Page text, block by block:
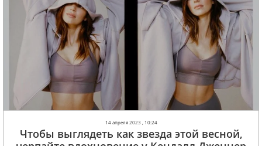
14 апреля 2023 , 10:24
Чтобы выглядеть как звезда этой весной,